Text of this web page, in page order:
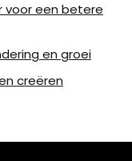
voor een betere
en groei
creëren